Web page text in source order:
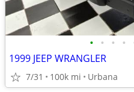
• • • •
1999 JEEP WRANGLER
7/31 100k mi Urbana